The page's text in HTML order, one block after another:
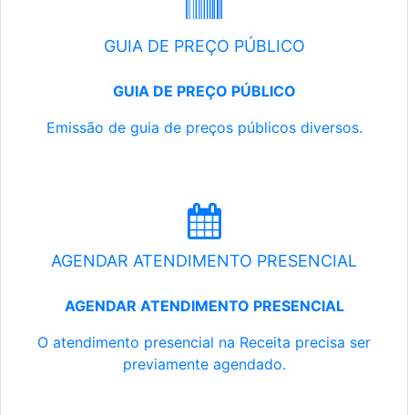
GUIA DE PREÇO PÚBLICO
GUIA DE PREÇO PÚBLICO
Emissão de guia de preços públicos diversos.
AGENDAR ATENDIMENTO PRESENCIAL
AGENDAR ATENDIMENTO PRESENCIAL
O atendimento presencial na Receita precisa ser
previamente agendado.